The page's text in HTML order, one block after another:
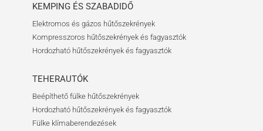
KEMPING ÉS SZABADIDŐ
Elektromos és gázos hűtőszekrények
Kompresszoros hűtőszekrények és fagyasztók
Hordozható hűtőszekrények és fagyasztók
TEHERAUTÓK
Beépíthető fülke hűtőszekrények
Hordozható hűtőszekrények és fagyasztók
Fülke klímaberendezések